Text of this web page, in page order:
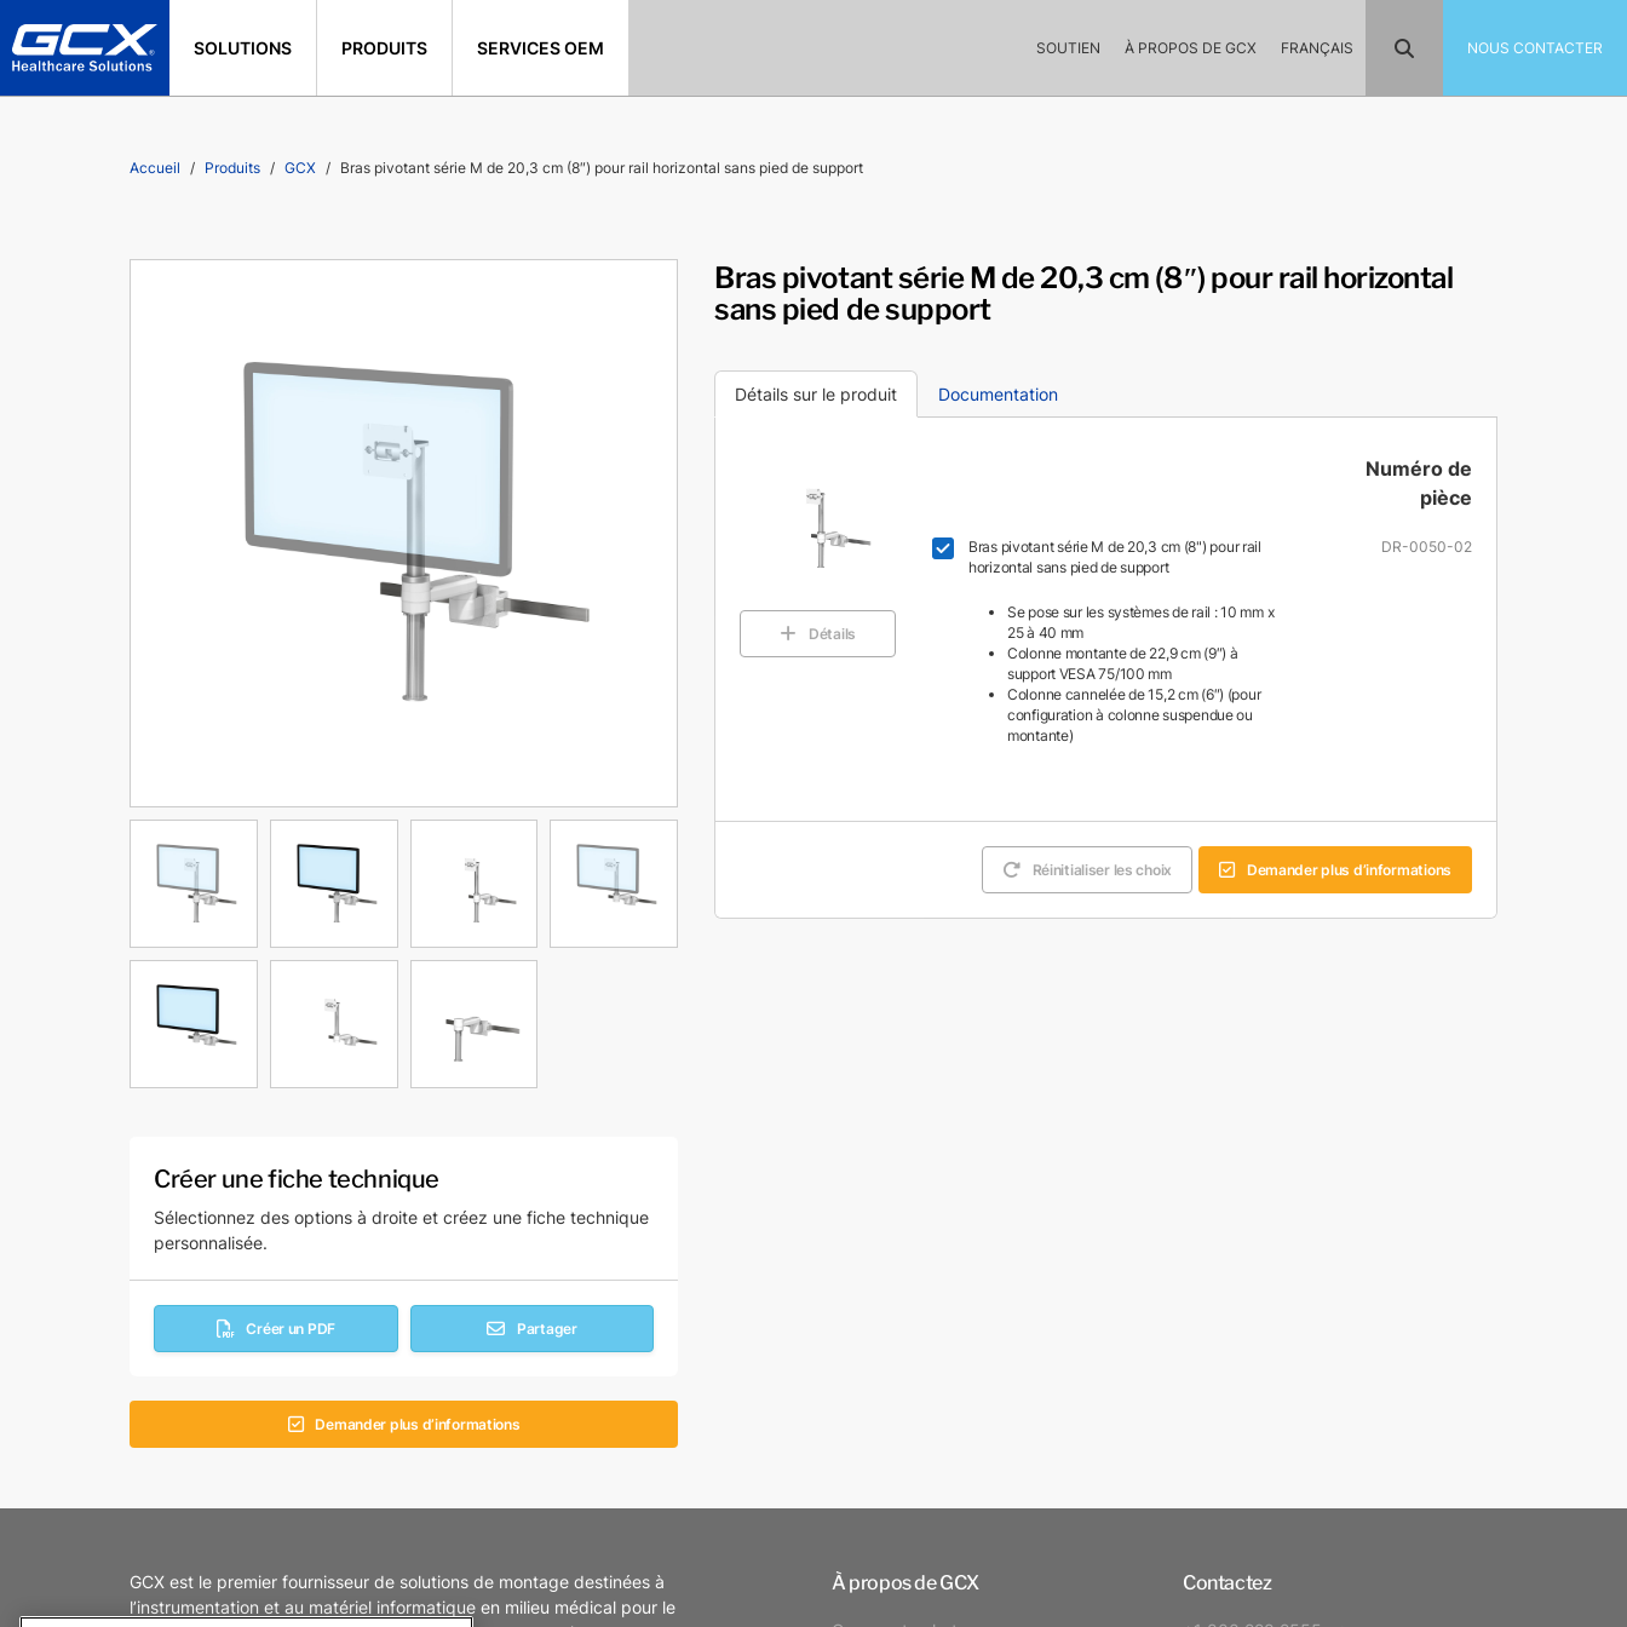
SOLUTIONS PRODUITS SERVICES OEM SOUTIEN À PROPOS DE GCX FRANÇAIS NOUS CONTACTER
Accueil Produits GCX Bras pivotant série M de 20,3 cm (8″) pour rail horizontal sans pied de support
Créer une fiche technique
Sélectionnez des options à droite et créez une fiche technique
personnalisée.
Créer un PDF Partager
Demander plus d’informations
Bras pivotant série M de 20,3 cm (8″) pour rail horizontal
sans pied de support
Détails sur le produit Documentation
Détails
Numéro de
pièce
Bras pivotant série M de 20,3 cm (8") pour rail
horizontal sans pied de support
Se pose sur les systèmes de rail : 10 mm x
25 à 40 mm
Colonne montante de 22,9 cm (9″) à
support VESA 75/100 mm
Colonne cannelée de 15,2 cm (6″) (pour
configuration à colonne suspendue ou
montante)
DR-0050-02
Réinitialiser les choix Demander plus d’informations
GCX est le premier fournisseur de solutions de montage destinées à
l’instrumentation et au matériel informatique en milieu médical pour le
À propos de GCX Contactez